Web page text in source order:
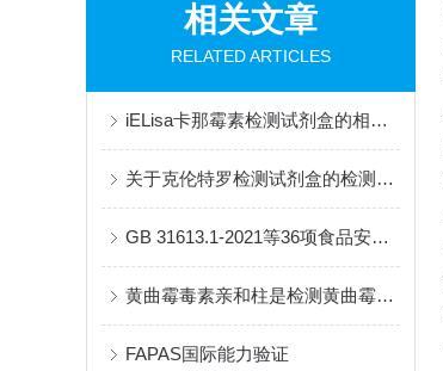
相关文章
RELATED ARTICLES
iELisa卡那霉素检测试剂盒的相关介绍
关于克伦特罗检测试剂盒的检测原理及注意事项
GB 31613.1-2021等36项食品安全国家标准耗材产品速查
黄曲霉毒素亲和柱是检测黄曲霉毒素的柱状分析方法
FAPAS国际能力验证